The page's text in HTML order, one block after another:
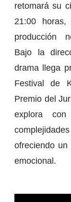
retomará su
21:00 horas,
producción
Bajo la
drama llega
Festival de
Premio del
explora
ofreciendo
emocional.